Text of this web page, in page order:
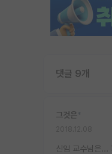
댓글 9개
그것은
신임 교수님은...